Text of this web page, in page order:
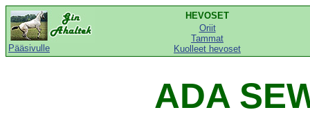
Pääsivulle
HEVOSET
Oriit
Tammat
Kuolleet hevoset
ADA